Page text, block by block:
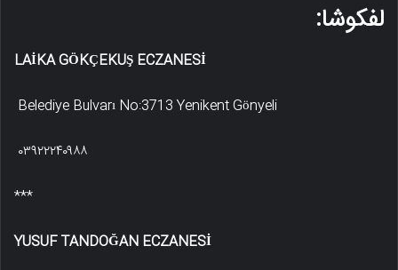
لفکوشا:
LAİKA GÖKÇEKUŞ ECZANESİ
Belediye Bulvarı No:3713 Yenikent Gönyeli
۰۳۹۲۲۲۴۰۹۸۸
***
YUSUF TANDOĞAN ECZANESİ